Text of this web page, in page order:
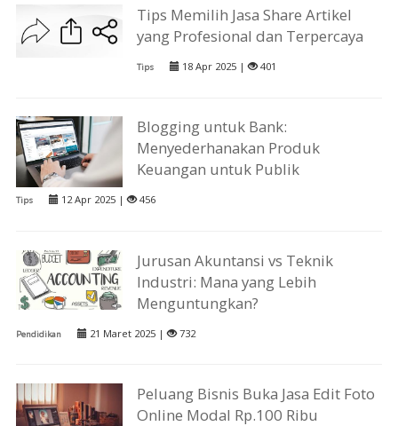
Tips Memilih Jasa Share Artikel
yang Profesional dan Terpercaya
Tips 18 Apr 2025 | 401
Blogging untuk Bank:
Menyederhanakan Produk
Keuangan untuk Publik
Tips 12 Apr 2025 | 456
Jurusan Akuntansi vs Teknik
Industri: Mana yang Lebih
Menguntungkan?
Pendidikan 21 Maret 2025 | 732
Peluang Bisnis Buka Jasa Edit Foto
Online Modal Rp.100 Ribu